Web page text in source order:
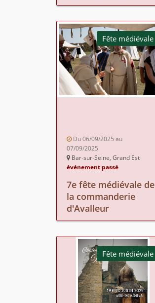
Fête médiévale
Du 06/09/2025 au
07/09/2025
Bar-sur-Seine, Grand Est
événement passé
7e fête médiévale de
la commanderie
d'Avalleur
Fête médiévale